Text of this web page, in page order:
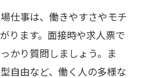
仕事は、働きやすさやモチ
ります。面接時や求人票で
かり質問しましょう。ま
自由など、働く人の多様な